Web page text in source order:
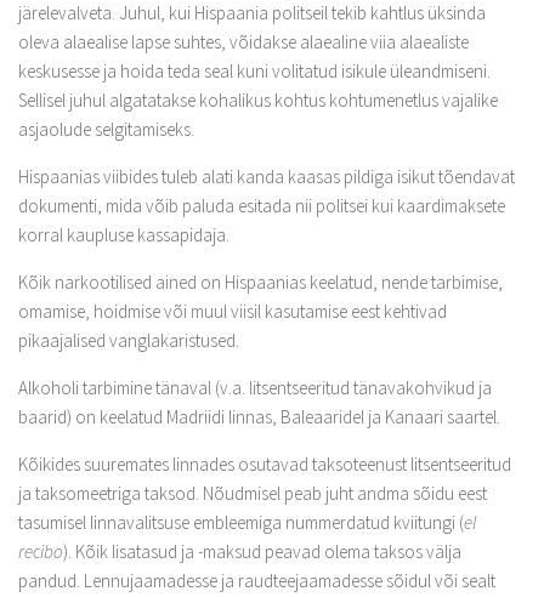
järelevalveta. Juhul, kui Hispaania politseil tekib kahtlus üksinda
oleva alaealise lapse suhtes, võidakse alaealine viia alaealiste
keskusesse ja hoida teda seal kuni volitatud isikule üleandmiseni.
Sellisel juhul algatatakse kohalikus kohtus kohtumenetlus vajalike
asjaolude selgitamiseks.
Hispaanias viibides tuleb alati kanda kaasas pildiga isikut tõendavat
dokumenti, mida võib paluda esitada nii politsei kui kaardimaksete
korral kaupluse kassapidaja.
Kõik narkootilised ained on Hispaanias keelatud, nende tarbimise,
omamise, hoidmise või muul viisil kasutamise eest kehtivad
pikaajalised vanglakaristused.
Alkoholi tarbimine tänaval (v.a. litsentseeritud tänavakohvikud ja
baarid) on keelatud Madriidi linnas, Baleaaridel ja Kanaari saartel.
Kõikides suuremates linnades osutavad taksoteenust litsentseeritud
ja taksomeetriga taksod. Nõudmisel peab juht andma sõidu eest
tasumisel linnavalitsuse embleemiga nummerdatud kviitungi (el
recibo). Kõik lisatasud ja -maksud peavad olema taksos välja
pandud. Lennujaamadesse ja raudteejaamadesse sõidul või sealt